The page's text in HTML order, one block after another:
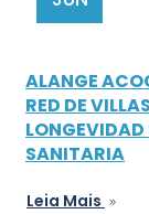
ALANGE
RED DE
SANITARIA
Leia Mais